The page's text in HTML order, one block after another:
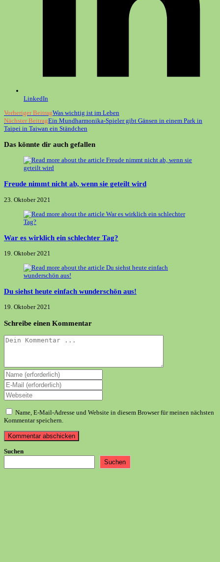
LinkedIn
Weitere
Artikel
ansehen
Vorheriger BeitragWas wichtig ist im Leben
Nächster BeitragEin Mundharmonika-Spieler gibt Gänsen in einem Park in
Taipei in Taiwan ein Ständchen
Das könnte dir auch gefallen
Freude nimmt nicht ab, wenn sie geteilt wird
23. Oktober 2021
War es wirklich ein schlechter Tag?
19. Oktober 2021
Du siehst heute einfach wunderschön aus!
19. Oktober 2021
Schreibe einen Kommentar
Kommentieren
Gib
deinen
Namen
oder
zum
Kommentieren
Gib
deine
E-
Adresse
zum
Kommentieren
ein
Gib
deine
Website-
URL
ein
(optional)
Name, E-Mail-Adresse und Website in diesem Browser für meinen nächsten
Kommentar speichern.
Suchen
Suchen